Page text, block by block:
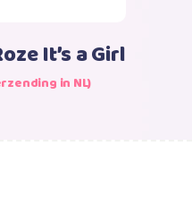
It’s a Girl
in NL)